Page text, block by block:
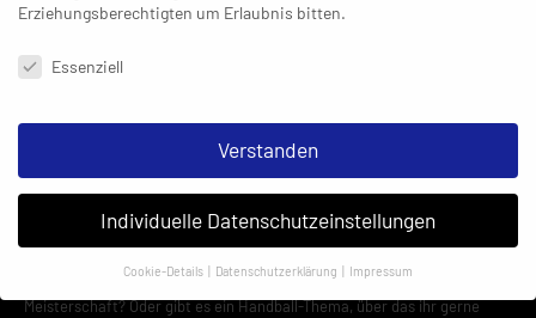
STARTSEITE
Kontakt
Ihr Kennt einen echten Harzhelden, dessen Geschichte unbedingt alle
hören sollten? Euer Team ist etwas ganz Besonderes – auch ohne
Meisterschaft? Oder gibt es ein Handball-Thema, über das ihr gerne
Erziehungsberechtigten um Erlaubnis bitten.
Datenschutzeinstellungen & Nutzungsbedingungen
Essenziell
Verstanden
Individuelle Datenschutzeinstellungen
Cookie-Details Datenschutzerklärung Impressum
Datenschutzeinstellungen